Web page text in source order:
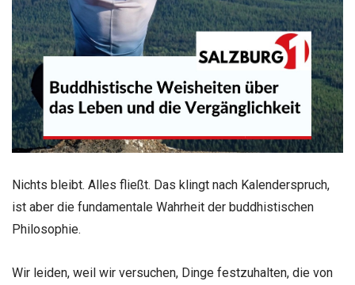
Nichts bleibt. Alles fließt. Das klingt nach Kalenderspruch,
ist aber die fundamentale Wahrheit der buddhistischen
Philosophie.
Wir leiden, weil wir versuchen, Dinge festzuhalten, die von